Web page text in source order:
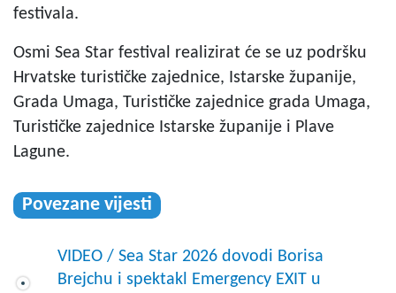
festivala.
Osmi Sea Star festival realizirat će se uz podršku
Hrvatske turističke zajednice, Istarske županije,
Grada Umaga, Turističke zajednice grada Umaga,
Turističke zajednice Istarske županije i Plave
Lagune.
Povezane vijesti
VIDEO / Sea Star 2026 dovodi Borisa
Brejchu i spektakl Emergency EXIT u